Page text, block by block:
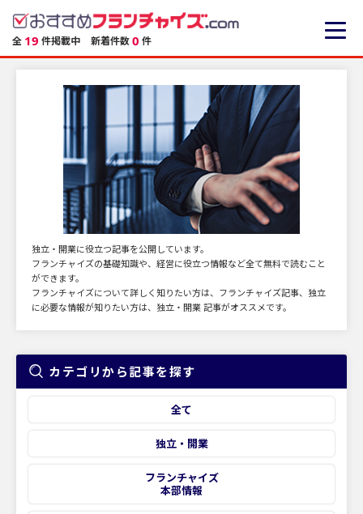
全 19 件掲載中 新着件数0 件
独立・開業に役立つ記事を公開しています。
フランチャイズの基礎知識や、経営に役立つ情報など全て無料で読むこと
ができます。
フランチャイズについて詳しく知りたい方は、フランチャイズ記事、独立
に必要な情報が知りたい方は、独立・開業 記事がオススメです。
カテゴリから記事を探す
全て
独立・開業
フランチャイズ
本部情報